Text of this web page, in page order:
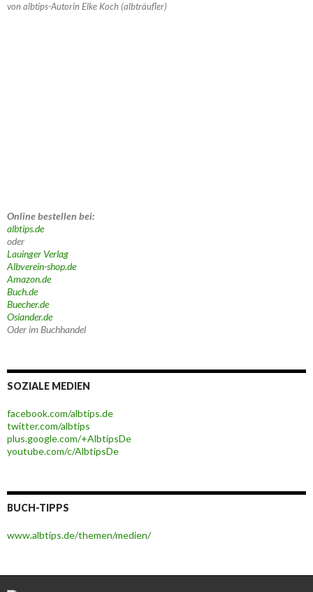
von albtips-Autorin Elke Koch (albträufler)
Online bestellen bei:
albtips.de
oder
Lauinger Verlag
Albverein-shop.de
Amazon.de
Buch.de
Buecher.de
Osiander.de
Oder im Buchhandel
SOZIALE MEDIEN
facebook.com/albtips.de
twitter.com/albtips
plus.google.com/+AlbtipsDe
youtube.com/c/AlbtipsDe
BUCH-TIPPS
www.albtips.de/themen/medien/